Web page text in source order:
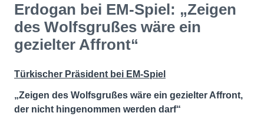
Erdogan bei EM-Spiel: „Zeigen
des Wolfsgrußes wäre ein
gezielter Affront“
Türkischer Präsident bei EM-Spiel
„Zeigen des Wolfsgrußes wäre ein gezielter Affront,
der nicht hingenommen werden darf“